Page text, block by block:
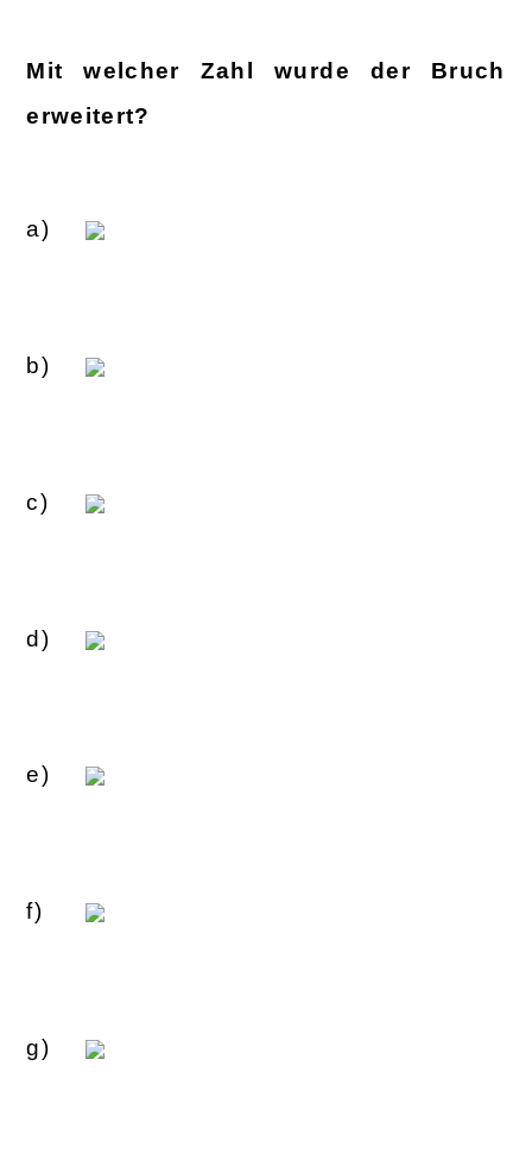
Mit welcher Zahl wurde der Bruch
erweitert?